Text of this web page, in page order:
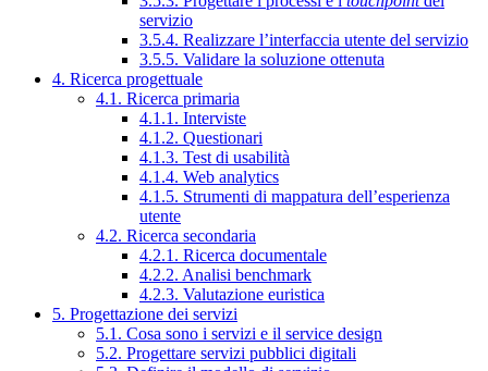
servizio
3.5.4. Realizzare l’interfaccia utente del servizio
3.5.5. Validare la soluzione ottenuta
4. Ricerca progettuale
4.1. Ricerca primaria
4.1.1. Interviste
4.1.2. Questionari
4.1.3. Test di usabilità
4.1.4. Web analytics
4.1.5. Strumenti di mappatura dell’esperienza
utente
4.2. Ricerca secondaria
4.2.1. Ricerca documentale
4.2.2. Analisi benchmark
4.2.3. Valutazione euristica
5. Progettazione dei servizi
5.1. Cosa sono i servizi e il service design
5.2. Progettare servizi pubblici digitali